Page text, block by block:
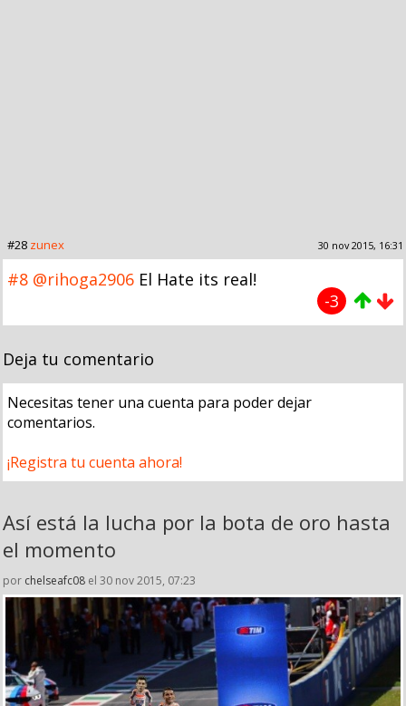
#28 zunex 30 nov 2015, 16:31
#8 @rihoga2906 El Hate its real!
-3
Deja tu comentario
Necesitas tener una cuenta para poder dejar
comentarios.
¡Registra tu cuenta ahora!
Así está la lucha por la bota de oro hasta
el momento
por chelseafc08 el 30 nov 2015, 07:23